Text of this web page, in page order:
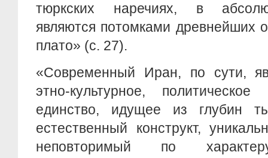
тюркских наречиях, в
являются потомками древнейших
плато» (с. 27).
«Современный Иран, по сути,
этно-культурное,
единство, идущее из глубин
естественный конструкт,
неповторимый по